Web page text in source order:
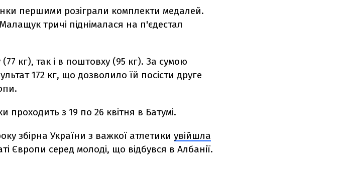
першими розіграли комплекти медалей.
тричі піднімалася на п'єдестал
кг), так і в поштовху (95 кг). За сумою
172 кг, що дозволило їй посісти друге
проходить з 19 по 26 квітня в Батумі.
збірна України з важкої атлетики увійшла
Європи серед молоді, що відбувся в Албанії.